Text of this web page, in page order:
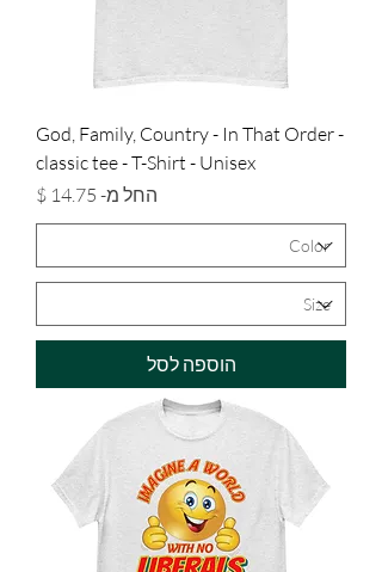
God, Family, Country - In That Order -
classic tee - T-Shirt - Unisex
החל מ-
מחיר מבצע
הוספה לסל